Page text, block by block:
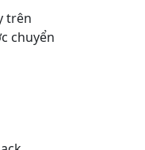
trên
chuyển